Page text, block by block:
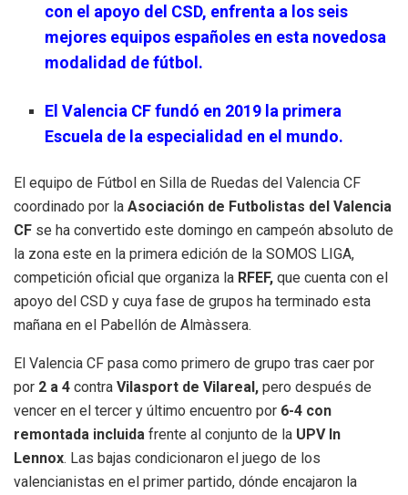
con el apoyo del CSD, enfrenta a los seis
mejores equipos españoles en esta novedosa
modalidad de fútbol.
El Valencia CF fundó en 2019 la primera
Escuela de la especialidad en el mundo.
El equipo de Fútbol en Silla de Ruedas del Valencia CF
coordinado por la Asociación de Futbolistas del Valencia
CF se ha convertido este domingo en campeón absoluto de
la zona este en la primera edición de la SOMOS LIGA,
competición oficial que organiza la RFEF, que cuenta con el
apoyo del CSD y cuya fase de grupos ha terminado esta
mañana en el Pabellón de Almàssera.
El Valencia CF pasa como primero de grupo tras caer por
por 2 a 4 contra Vilasport de Vilareal, pero después de
vencer en el tercer y último encuentro por 6-4 con
remontada incluida frente al conjunto de la UPV In
Lennox. Las bajas condicionaron el juego de los
valencianistas en el primer partido, dónde encajaron la